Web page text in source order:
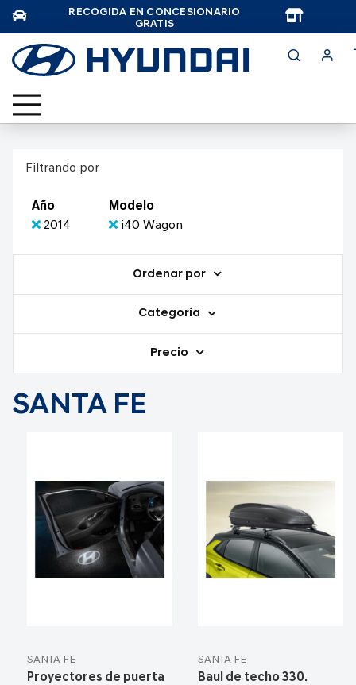
RECOGIDA EN CONCESIONARIO
GRATIS
Filtrando por
Año
2014
Modelo
i40 Wagon
Ordenar por
Categoría
Precio
SANTA FE
SANTA FE
Proyectores de puerta
SANTA FE
Baul de techo 330.